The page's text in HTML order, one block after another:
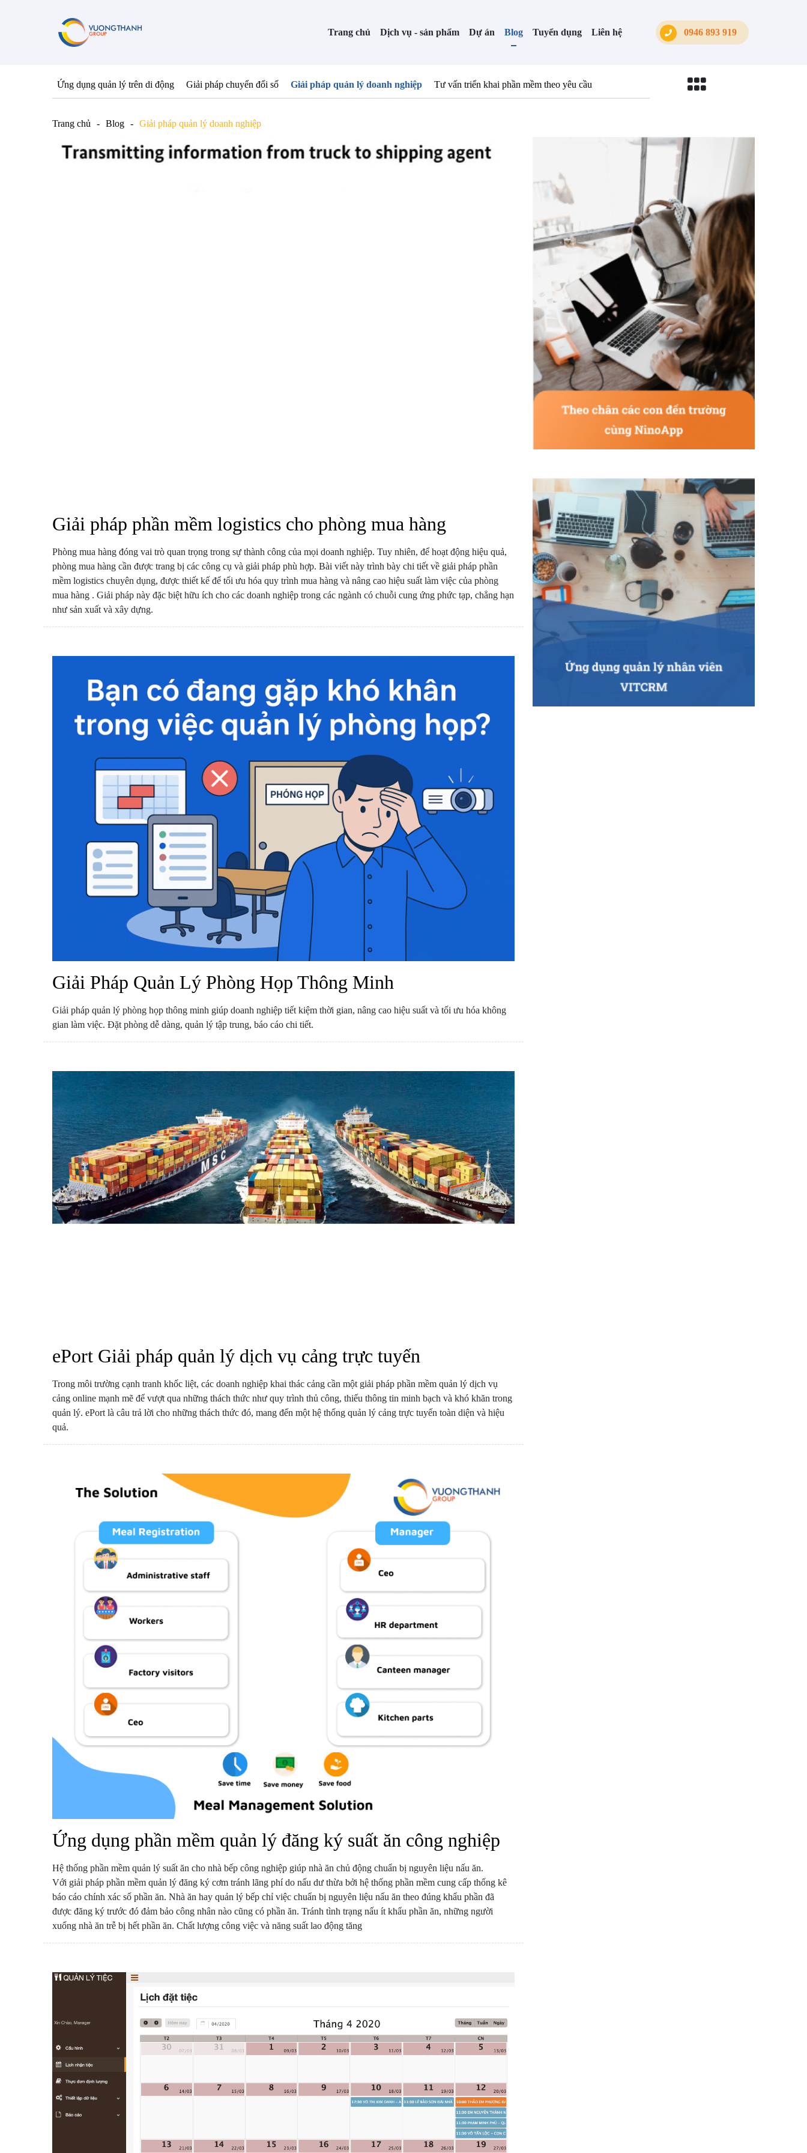
Trang chủ Dịch vụ - sản phẩm Dự án Blog Tuyển dụng Liên hệ 0946 893 919
Ứng dụng quản lý trên di động Giải pháp chuyển đổi số Giải pháp quản lý doanh nghiệp Tư vấn triển khai phần mềm theo yêu cầu
Trang chủ Blog Giải pháp quản lý doanh nghiệp
Giải pháp phần mềm logistics cho phòng mua hàng
Phòng mua hàng đóng vai trò quan trọng trong sự thành công của mọi doanh nghiệp. Tuy nhiên, để hoạt động hiệu quả,
phòng mua hàng cần được trang bị các công cụ và giải pháp phù hợp. Bài viết này trình bày chi tiết về giải pháp phần
mềm logistics chuyên dụng, được thiết kế để tối ưu hóa quy trình mua hàng và nâng cao hiệu suất làm việc của phòng
mua hàng . Giải pháp này đặc biệt hữu ích cho các doanh nghiệp trong các ngành có chuỗi cung ứng phức tạp, chẳng hạn
như sản xuất và xây dựng.
Giải Pháp Quản Lý Phòng Họp Thông Minh
Giải pháp quản lý phòng họp thông minh giúp doanh nghiệp tiết kiệm thời gian, nâng cao hiệu suất và tối ưu hóa không
gian làm việc. Đặt phòng dễ dàng, quản lý tập trung, báo cáo chi tiết.
ePort Giải pháp quản lý dịch vụ cảng trực tuyến
Trong môi trường cạnh tranh khốc liệt, các doanh nghiệp khai thác cảng cần một giải pháp phần mềm quản lý dịch vụ
cảng online mạnh mẽ để vượt qua những thách thức như quy trình thủ công, thiếu thông tin minh bạch và khó khăn trong
quản lý. ePort là câu trả lời cho những thách thức đó, mang đến một hệ thống quản lý cảng trực tuyến toàn diện và hiệu
quả.
Ứng dụng phần mềm quản lý đăng ký suất ăn công nghiệp
Hệ thống phần mềm quản lý suất ăn cho nhà bếp công nghiệp giúp nhà ăn chủ động chuẩn bị nguyên liệu nấu ăn.
Với giải pháp phần mềm quản lý đăng ký cơm tránh lãng phí do nấu dư thừa bởi hệ thống phần mềm cung cấp thống kê
báo cáo chính xác số phần ăn. Nhà ăn hay quản lý bếp chỉ việc chuẩn bị nguyên liệu nấu ăn theo đúng khẩu phần đã
được đăng ký trước đó đảm bảo công nhân nào cũng có phần ăn. Tránh tình trạng nấu ít khẩu phần ăn, những người
xuống nhà ăn trễ bị hết phần ăn. Chất lượng công việc và năng suất lao động tăng